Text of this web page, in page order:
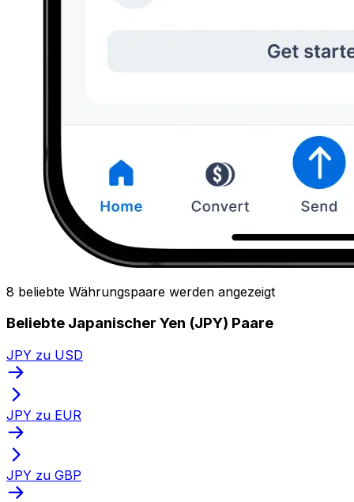
8 beliebte Währungspaare werden angezeigt
Beliebte Japanischer Yen (JPY) Paare
JPY zu USD
JPY zu EUR
JPY zu GBP